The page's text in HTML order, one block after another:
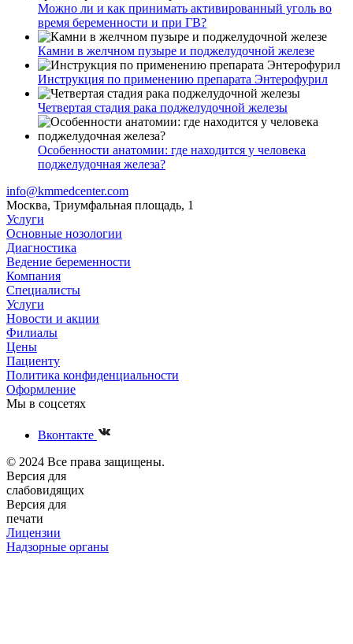
Можно ли и как принимать активированный уголь во
время беременности и при ГВ?
Камни в желчном пузыре и поджелудочной железе
Инструкция по применению препарата Энтерофурил
Четвертая стадия рака поджелудочной железы
Особенности анатомии: где находится у человека
поджелудочная железа?
info@kmmedcenter.com
Москва, Триумфальная площадь, 1
Услуги
Основные нозологии
Диагностика
Ведение беременности
Компания
Специалисты
Услуги
Новости и акции
Филиалы
Цены
Пациенту
Политика конфиденциальности
Оформление
Мы в соцсетях
Вконтакте
© 2024 Все права защищены.
Версия для
слабовидящих
Версия для
печати
Лицензии
Надзорные органы